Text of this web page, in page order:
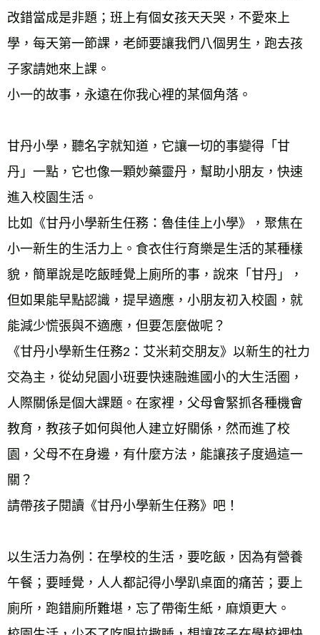
改錯當成是非題；班上有個女孩天天哭，不愛來上
學，每天第一節課，老師要讓我們八個男生，跑去孩
子家請她來上課。
小一的故事，永遠在你我心裡的某個角落。
甘丹小學，聽名字就知道，它讓一切的事變得「甘
丹」一點，它也像一顆妙藥靈丹，幫助小朋友，快速
進入校園生活。
比如《甘丹小學新生任務：魯佳佳上小學》，聚焦在
小一新生的生活力上。食衣住行育樂是生活的某種樣
貌，簡單說是吃飯睡覺上廁所的事，說來「甘丹」，
但如果能早點認識，提早適應，小朋友初入校園，就
能減少慌張與不適應，但要怎麼做呢？
《甘丹小學新生任務2：艾米莉交朋友》以新生的社力
交為主，從幼兒園小班要快速融進國小的大生活圈，
人際關係是個大課題。在家裡，父母會緊抓各種機會
教育，教孩子如何與他人建立好關係，然而進了校
園，父母不在身邊，有什麼方法，能讓孩子度過這一
關？
請帶孩子閱讀《甘丹小學新生任務》吧！
以生活力為例：在學校的生活，要吃飯，因為有營養
午餐；要睡覺，人人都記得小學趴桌面的痛苦；要上
廁所，跑錯廁所難堪，忘了帶衛生紙，麻煩更大。